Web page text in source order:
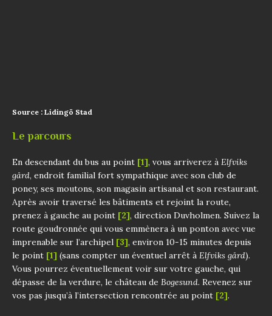
Source : Lidingö Stad
Le parcours
En descendant du bus au point [1], vous arriverez à Elfviks
gård, endroit familial fort sympathique avec son club de
poney, ses moutons, son magasin artisanal et son restaurant.
Après avoir traversé les bâtiments et rejoint la route,
prenez à gauche au point [2], direction Duvholmen. Suivez la
route goudronnée qui vous emmènera à un ponton avec vue
imprenable sur l’archipel [3], environ 10-15 minutes depuis
le point [1] (sans compter un éventuel arrêt à Elfviks gård).
Vous pourrez éventuellement voir sur votre gauche, qui
dépasse de la verdure, le château de Bogesund. Revenez sur
vos pas jusqu’à l’intersection rencontrée au point [2].